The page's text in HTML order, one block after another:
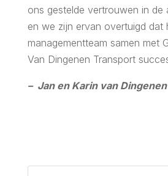
ons gestelde vertrouwen in de
en we zijn ervan overtuigd dat
managementteam samen met
Van Dingenen Transport
– Jan en Karin van Dingenen